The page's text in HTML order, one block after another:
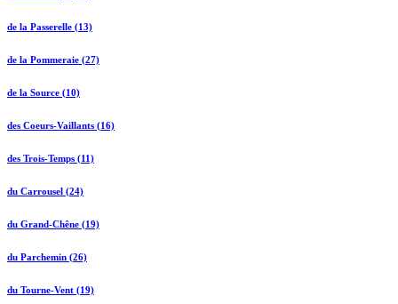
de la Passerelle (13)
de la Pommeraie (27)
de la Source (10)
des Coeurs-Vaillants (16)
des Trois-Temps (11)
du Carrousel (24)
du Grand-Chêne (19)
du Parchemin (26)
du Tourne-Vent (19)